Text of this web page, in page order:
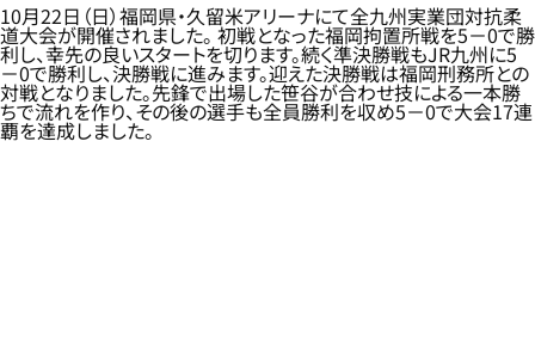
10月22日（日）福岡県・久留米アリーナにて全九州実業団対抗柔
道大会が開催されました。 初戦となった福岡拘置所戦を5－0で勝
利し、幸先の良いスタートを切ります。続く準決勝戦もJR九州に5
－0で勝利し、決勝戦に進みます。迎えた決勝戦は福岡刑務所との
対戦となりました。先鋒で出場した笹谷が合わせ技による一本勝
ちで流れを作り、その後の選手も全員勝利を収め5－0で大会17連
覇を達成しました。